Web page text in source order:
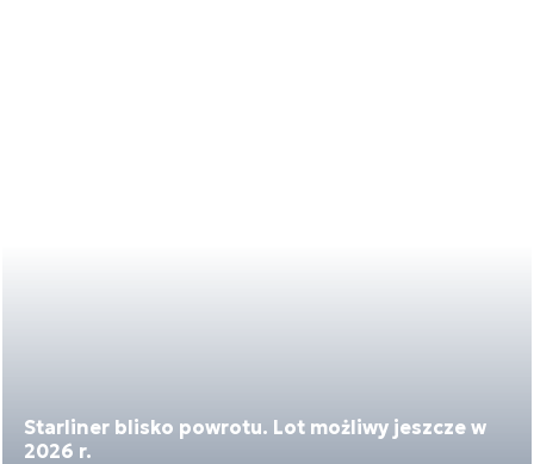
Starliner blisko powrotu. Lot możliwy jeszcze w
2026 r.